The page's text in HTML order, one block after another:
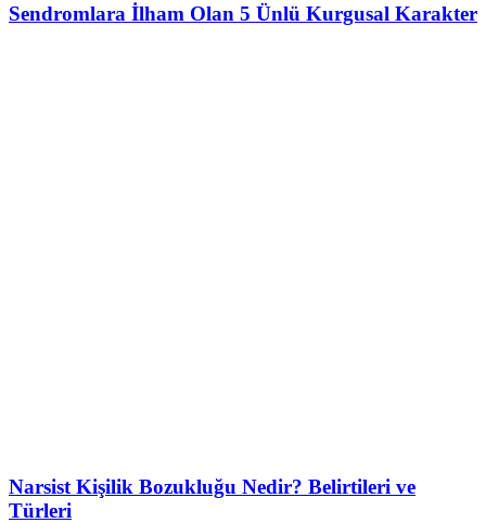
Sendromlara İlham Olan 5 Ünlü Kurgusal Karakter
Narsist Kişilik Bozukluğu Nedir? Belirtileri ve
Türleri